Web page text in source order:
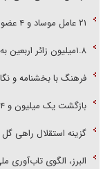
۲۱ عامل موساد و ۴ عضو باند‌های مسلح بازداشت شدند
۱.۸میلیون زائر اربعین به کشور بازگشتند
فرهنگ با بخشنامه و
بازگشت یک میلیون و ۹۷۴ هزار زائر اربعین به کشور
گزینه استقلال راهی
البرز، الگوی تاب‌آوری